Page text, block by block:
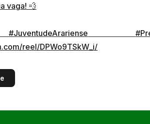
vaga! 💨
#JuventudeArariense
reel/DPWo9TSkW_i/